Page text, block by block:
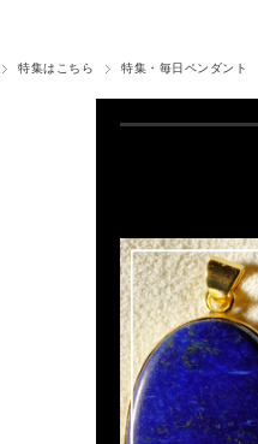
特集はこちら 特集・毎日ペンダント